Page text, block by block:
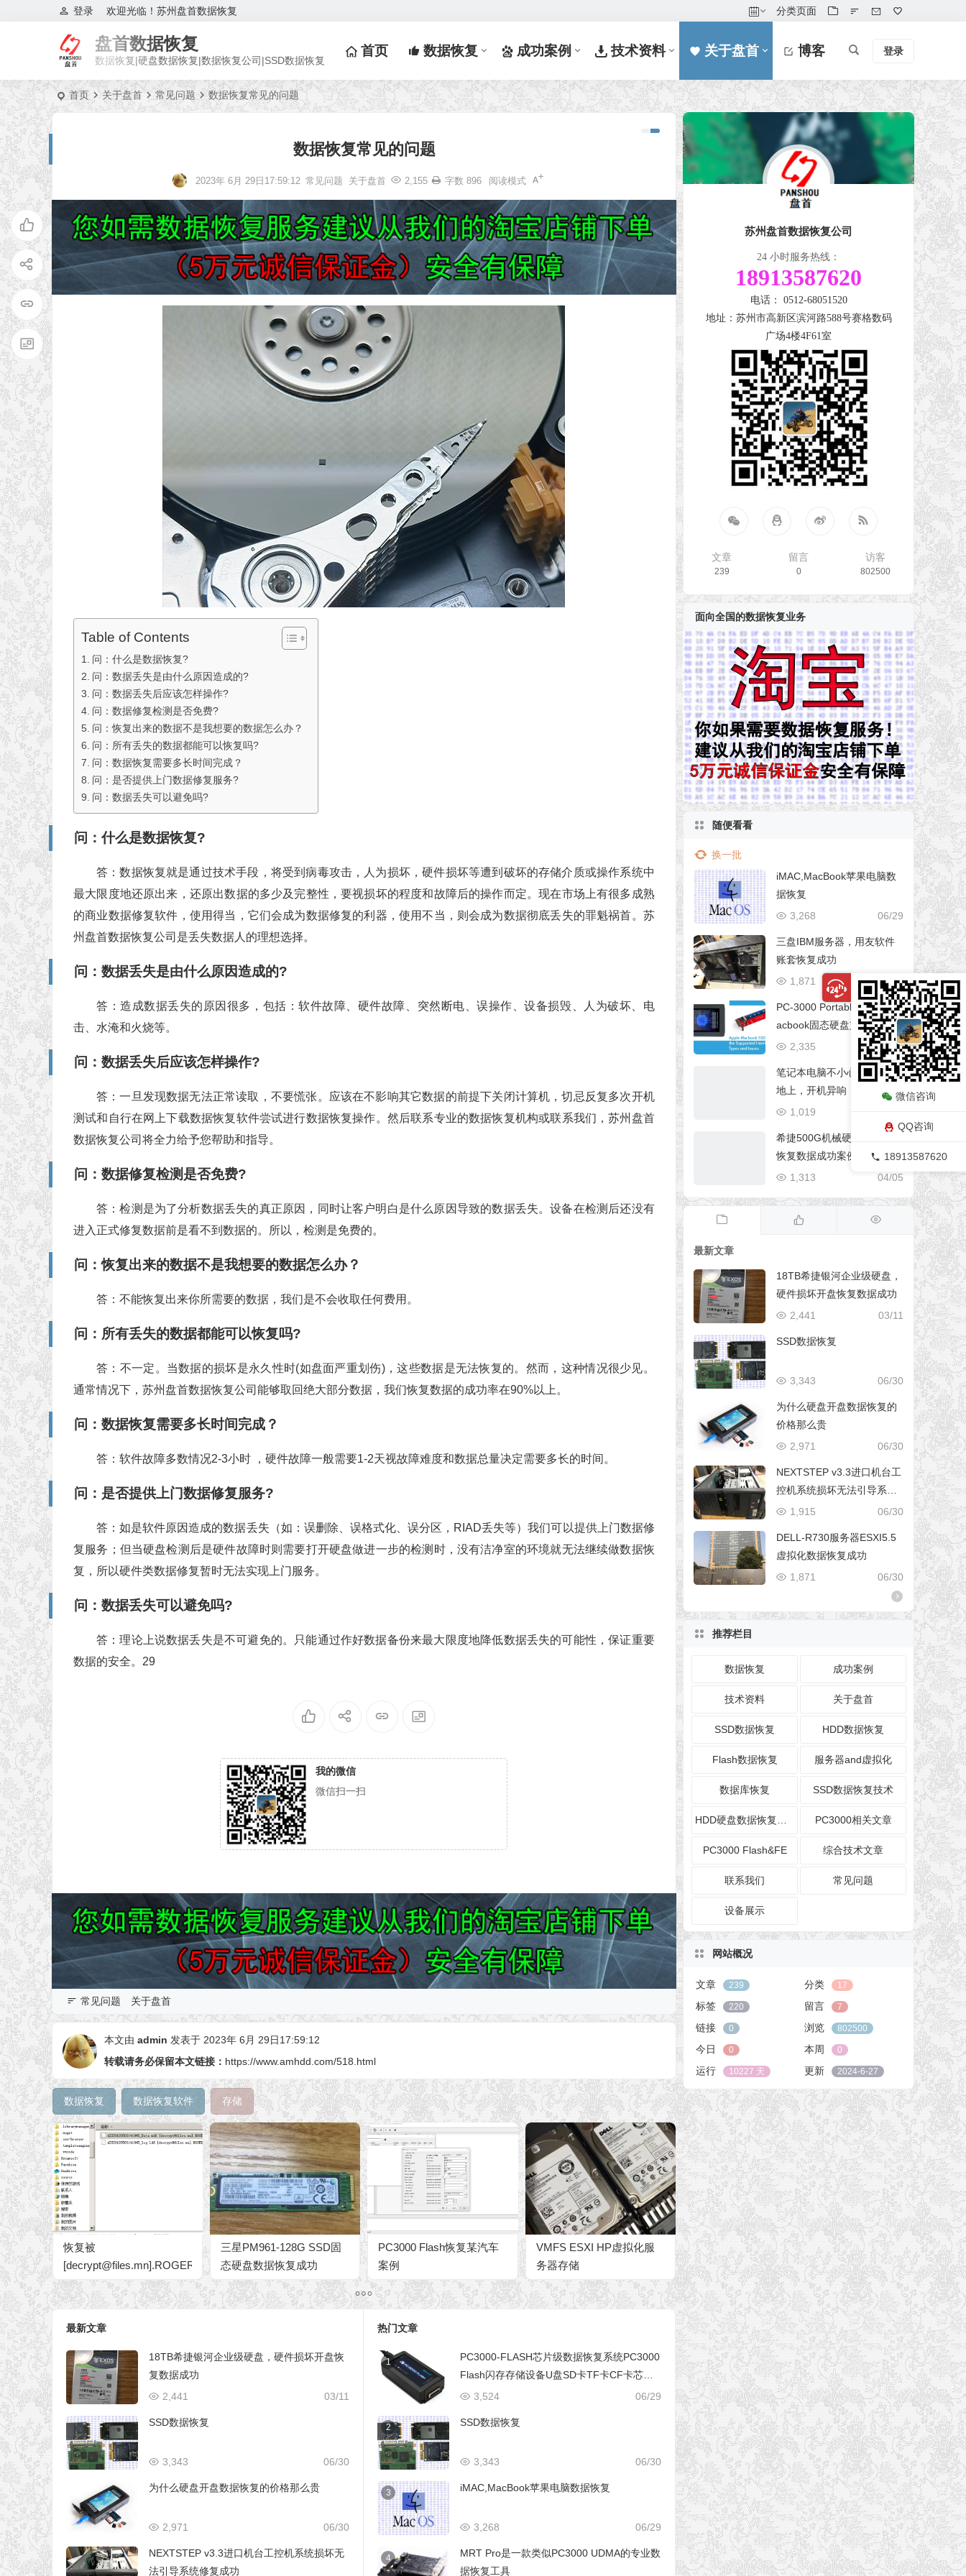
欢迎光临！苏州盘首数据恢复
登录 分类页面
盘首数据恢复
数据恢复|硬盘数据恢复|数据恢复公司|SSD数据恢复
首页 数据恢复 成功案例 技术资料 关于盘首 博客 登录
首页 关于盘首 常见问题 数据恢复常见的问题
数据恢复常见的问题
2023年 6月 29日17:59:12 常见问题 关于盘首 2,155 字数 896 阅读模式
Table of Contents
问：什么是数据恢复?
问：数据丢失是由什么原因造成的?
问：数据丢失后应该怎样操作?
问：数据修复检测是否免费?
问：恢复出来的数据不是我想要的数据怎么办？
问：所有丢失的数据都能可以恢复吗?
问：数据恢复需要多长时间完成？
问：是否提供上门数据修复服务?
问：数据丢失可以避免吗?
问：什么是数据恢复?
答：数据恢复就是通过技术手段，将受到病毒攻击，人为损坏，硬件损坏等遭到破坏的存储介质或操作系统中
最大限度地还原出来，还原出数据的多少及完整性，要视损坏的程度和故障后的操作而定。现在市场上有很多成熟
的商业数据修复软件，使用得当，它们会成为数据修复的利器，使用不当，则会成为数据彻底丢失的罪魁祸首。苏
州盘首数据恢复公司是丢失数据人的理想选择。
问：数据丢失是由什么原因造成的?
答：造成数据丢失的原因很多，包括：软件故障、硬件故障、突然断电、误操作、设备损毁、人为破坏、电
击、水淹和火烧等。
问：数据丢失后应该怎样操作?
答：一旦发现数据无法正常读取，不要慌张。应该在不影响其它数据的前提下关闭计算机，切忌反复多次开机
测试和自行在网上下载数据恢复软件尝试进行数据恢复操作。然后联系专业的数据恢复机构或联系我们，苏州盘首
数据恢复公司将全力给予您帮助和指导。
问：数据修复检测是否免费?
答：检测是为了分析数据丢失的真正原因，同时让客户明白是什么原因导致的数据丢失。设备在检测后还没有
进入正式修复数据前是看不到数据的。所以，检测是免费的。
问：恢复出来的数据不是我想要的数据怎么办？
答：不能恢复出来你所需要的数据，我们是不会收取任何费用。
问：所有丢失的数据都能可以恢复吗?
答：不一定。当数据的损坏是永久性时(如盘面严重划伤)，这些数据是无法恢复的。然而，这种情况很少见。
通常情况下，苏州盘首数据恢复公司能够取回绝大部分数据，我们恢复数据的成功率在90%以上。
问：数据恢复需要多长时间完成？
答：软件故障多数情况2-3小时 ，硬件故障一般需要1-2天视故障难度和数据总量决定需要多长的时间。
问：是否提供上门数据修复服务?
答：如是软件原因造成的数据丢失（如：误删除、误格式化、误分区，RIAD丢失等）我们可以提供上门数据修
复服务；但当硬盘检测后是硬件故障时则需要打开硬盘做进一步的检测时，没有洁净室的环境就无法继续做数据恢
复，所以硬件类数据修复暂时无法实现上门服务。
问：数据丢失可以避免吗?
答：理论上说数据丢失是不可避免的。只能通过作好数据备份来最大限度地降低数据丢失的可能性，保证重要
数据的安全。29
我的微信
微信扫一扫
常见问题 关于盘首
本文由 admin 发表于 2023年 6月 29日17:59:12
转载请务必保留本文链接： https://www.amhdd.com/518.html
数据恢复 数据恢复软件 存储
恢复被
[decrypt@files.mn].ROGER
勒索病毒加密后的金碟MS
SQL2008 R2 MDF数据库
文件 勒索病毒加密
三星PM961-128G SSD固
态硬盘数据恢复成功
PC3000 Flash恢复某汽车
案例
VMFS ESXI HP虚拟化服
务器存储
最新文章
18TB希捷银河企业级硬盘，硬件损坏开盘恢
复数据成功
03/11
2,441
SSD数据恢复
06/30
3,343
为什么硬盘开盘数据恢复的价格那么贵
06/30
2,971
NEXTSTEP v3.3进口机台工控机系统损坏无
法引导系统修复成功
热门文章
1
PC3000-FLASH芯片级数据恢复系统PC3000
Flash闪存存储设备U盘SD卡TF卡CF卡芯片
级数据恢复设备
06/29
3,524
2 SSD数据恢复
06/30
3,343
3 iMAC,MacBook苹果电脑数据恢复
06/29
3,268
4
MRT Pro是一款类似PC3000 UDMA的专业数
据恢复工具
苏州盘首数据恢复公司
24 小时服务热线：
18913587620
电话： 0512-68051520
地址：苏州市高新区滨河路588号赛格数码
广场4楼4F61室
文章
239
留言
0
访客
802500
面向全国的数据恢复业务
随便看看
换一批
iMAC,MacBook苹果电脑数
据恢复
06/29
3,268
三盘IBM服务器，用友软件
账套恢复成功
06/29
1,871
PC-3000 Portable III苹果M
acbook固态硬盘支持的接口
类型和问题
06/30
2,335
笔记本电脑不小心碰到掉落
地上，开机异响，无法正常
开机1,019
希捷500G机械硬盘无法读取
恢复数据成功案例
04/05
1,313
最新文章
18TB希捷银河企业级硬盘，
硬件损坏开盘恢复数据成功
03/11
2,441
SSD数据恢复
06/30
3,343
为什么硬盘开盘数据恢复的
价格那么贵
06/30
2,971
NEXTSTEP v3.3进口机台工
控机系统损坏无法引导系统
修复成功
06/30
1,915
DELL-R730服务器ESXI5.5
虚拟化数据恢复成功
06/30
1,871
推荐栏目
数据恢复 成功案例
技术资料 关于盘首
SSD数据恢复 HDD数据恢复
Flash数据恢复 服务器and虚拟化
数据库恢复 SSD数据恢复技术
PC3000相关文章
PC3000 Flash&FE 综合技术文章
联系我们 常见问题
设备展示
网站概况
文章 239 分类 17
标签 220 留言 7
链接 0 浏览 802500
今日 0 本周 0
运行 10227 天 更新 2024-6-27
微信咨询
QQ咨询
18913587620